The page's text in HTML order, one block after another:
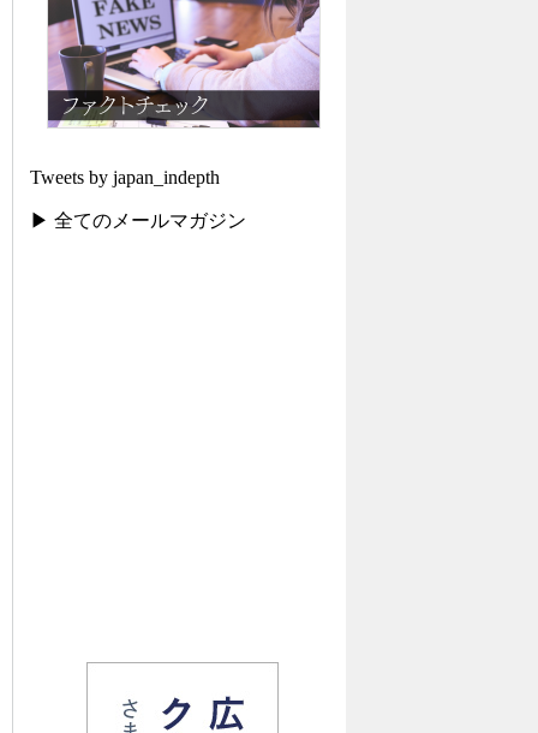
Tweets by japan_indepth
▶ 全てのメールマガジン